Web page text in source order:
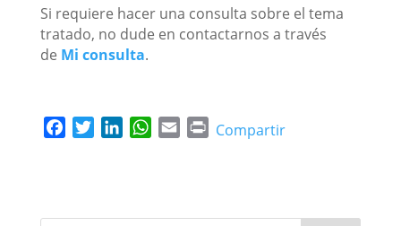
Si requiere hacer una consulta sobre el tema
tratado, no dude en contactarnos a través
de Mi consulta.
b
t
e
W
s
l
P
t
Compartir